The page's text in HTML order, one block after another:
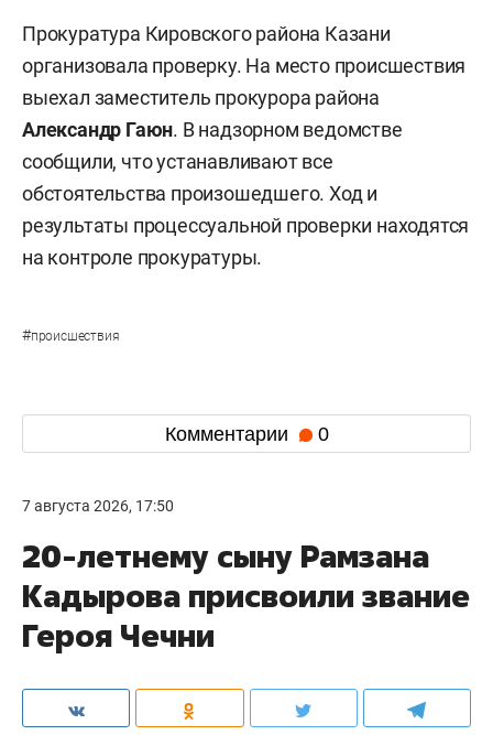
Прокуратура Кировского района Казани
организовала проверку. На место происшествия
выехал заместитель прокурора района
Александр Гаюн. В надзорном ведомстве
сообщили, что устанавливают все
обстоятельства произошедшего. Ход и
результаты процессуальной проверки находятся
на контроле прокуратуры.
#происшествия
Комментарии 0
7 августа 2026, 17:50
20-летнему сыну Рамзана
Кадырова присвоили звание
Героя Чечни